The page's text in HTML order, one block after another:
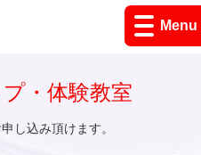
Menu
・体験教室
し込み頂けます。